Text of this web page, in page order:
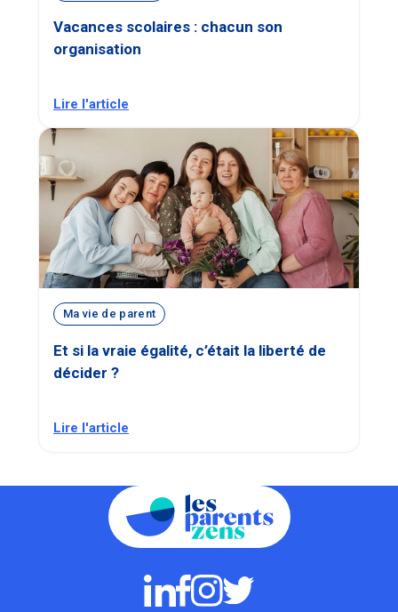
Vacances scolaires : chacun son
organisation
Lire l'article
Ma vie de parent
Et si la vraie égalité, c’était la liberté de
décider ?
Lire l'article